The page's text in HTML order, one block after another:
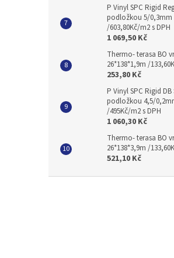
P Vinyl SPC Rigid
podložkou 5/0,3mm
/603,80Kč/m2 s DPH
1 069,50 Kč
Thermo- terasa BO
26*138*1,9m /
253,80 Kč
P Vinyl SPC Rigid DB
podložkou 4,5/
/495Kč/m2 s DPH
1 060,30 Kč
Thermo- terasa BO
26*138*3,9m /
521,10 Kč